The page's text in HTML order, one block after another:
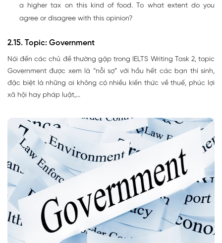
a higher tax on this kind of food. To what extent do you
agree or disagree with this opinion?
2.15. Topic: Government
Nói đến các chủ đề thường gặp trong IELTS Writing Task 2, topic
Government được xem là “nỗi sợ” với hầu hết các bạn thí sinh,
đặc biệt là những ai không có nhiều kiến thức về thuế, phúc lợi
xã hội hay pháp luật,...